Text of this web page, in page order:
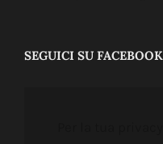
SEGUICI SU FACEBOOK